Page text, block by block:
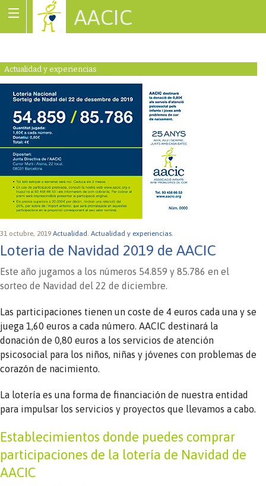
AACIC
Actualidad y experiencias
31 octubre, 2019 Actualidad. Actualidad y experiencias.
Loteria de Navidad 2019 de AACIC
Este año jugamos a los números 54.859 y 85.786 en el
sorteo de Navidad del 22 de diciembre.
Las participaciones tienen un coste de 4 euros cada una y se
juega 1,60 euros a cada número. AACIC destinará la
donación de 0,80 euros a los servicios de atención
psicosocial para los niños, niñas y jóvenes con problemas de
corazón de nacimiento.
La lotería es una forma de financiación de nuestra entidad
para impulsar los servicios y proyectos que llevamos a cabo.
Establecimientos donde puedes comprar
participaciones de la lotería de Navidad de
AACIC